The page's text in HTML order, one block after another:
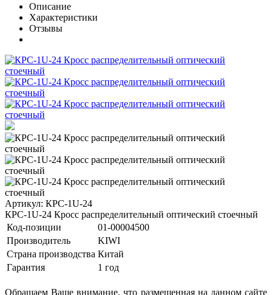
Описание
Характеристики
Отзывы
Артикул: КРС-1U-24
КРС-1U-24 Кросс распределительный оптический стоечный
Код-позиции
01-00004500
Производитель
KIWI
Страна производства Китай
Гарантия
1 год
Обращаем Ваше внимание, что размещенная на данном сайте